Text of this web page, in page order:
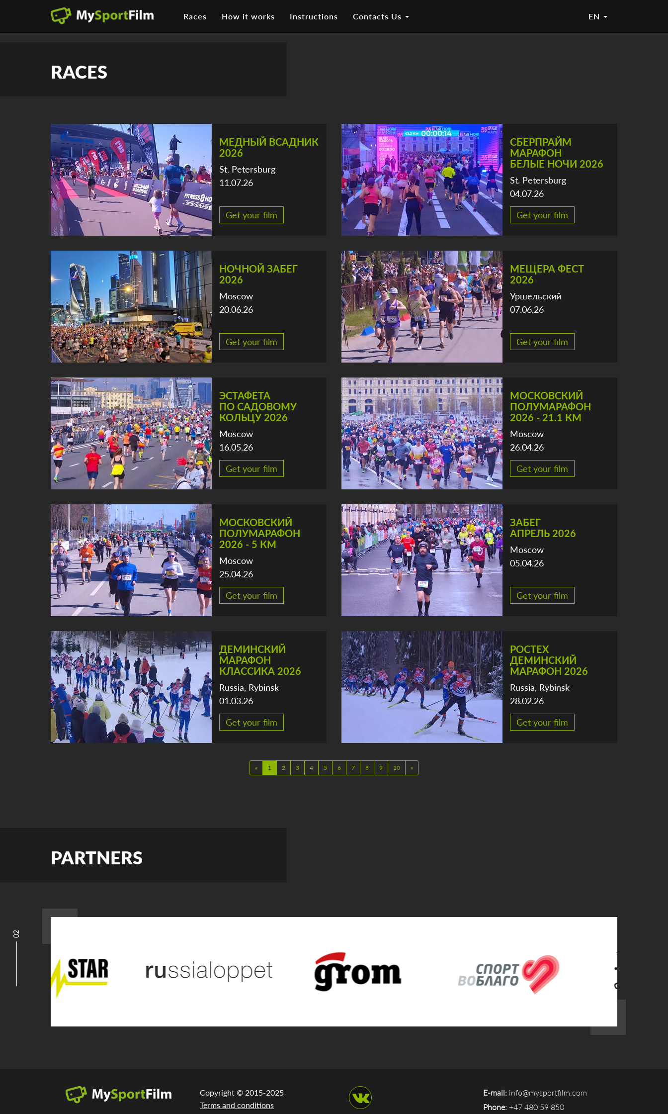
Races How it works Instructions Contacts Us EN
RACES
МЕДНЫЙ ВСАДНИК
2026
St. Petersburg
11.07.26
Get your film
СБЕРПРАЙМ
МАРАФОН
БЕЛЫЕ НОЧИ 2026
St. Petersburg
04.07.26
Get your film
НОЧНОЙ ЗАБЕГ
2026
Moscow
20.06.26
Get your film
МЕЩЕРА ФЕСТ
2026
Уршельский
07.06.26
Get your film
ЭСТАФЕТА
ПО САДОВОМУ
КОЛЬЦУ 2026
Moscow
16.05.26
Get your film
МОСКОВСКИЙ
ПОЛУМАРАФОН
2026 - 21.1 КМ
Moscow
26.04.26
Get your film
МОСКОВСКИЙ
ПОЛУМАРАФОН
2026 - 5 КМ
Moscow
25.04.26
Get your film
ЗАБЕГ
АПРЕЛЬ 2026
Moscow
05.04.26
Get your film
ДЕМИНСКИЙ
МАРАФОН
КЛАССИКА 2026
Russia, Rybinsk
01.03.26
Get your film
РОСТЕХ
ДЕМИНСКИЙ
МАРАФОН 2026
Russia, Rybinsk
28.02.26
Get your film
« 1 2 3 4 5 6 7 8 9 10 »
PARTNERS
02
Copyright © 2015-2025
Terms and conditions
E-mail: info@mysportfilm.com
Phone: +47 480 59 850